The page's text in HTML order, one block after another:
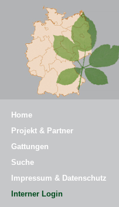
Home
Projekt & Partner
Gattungen
Suche
Impressum & Datenschutz
Interner Login